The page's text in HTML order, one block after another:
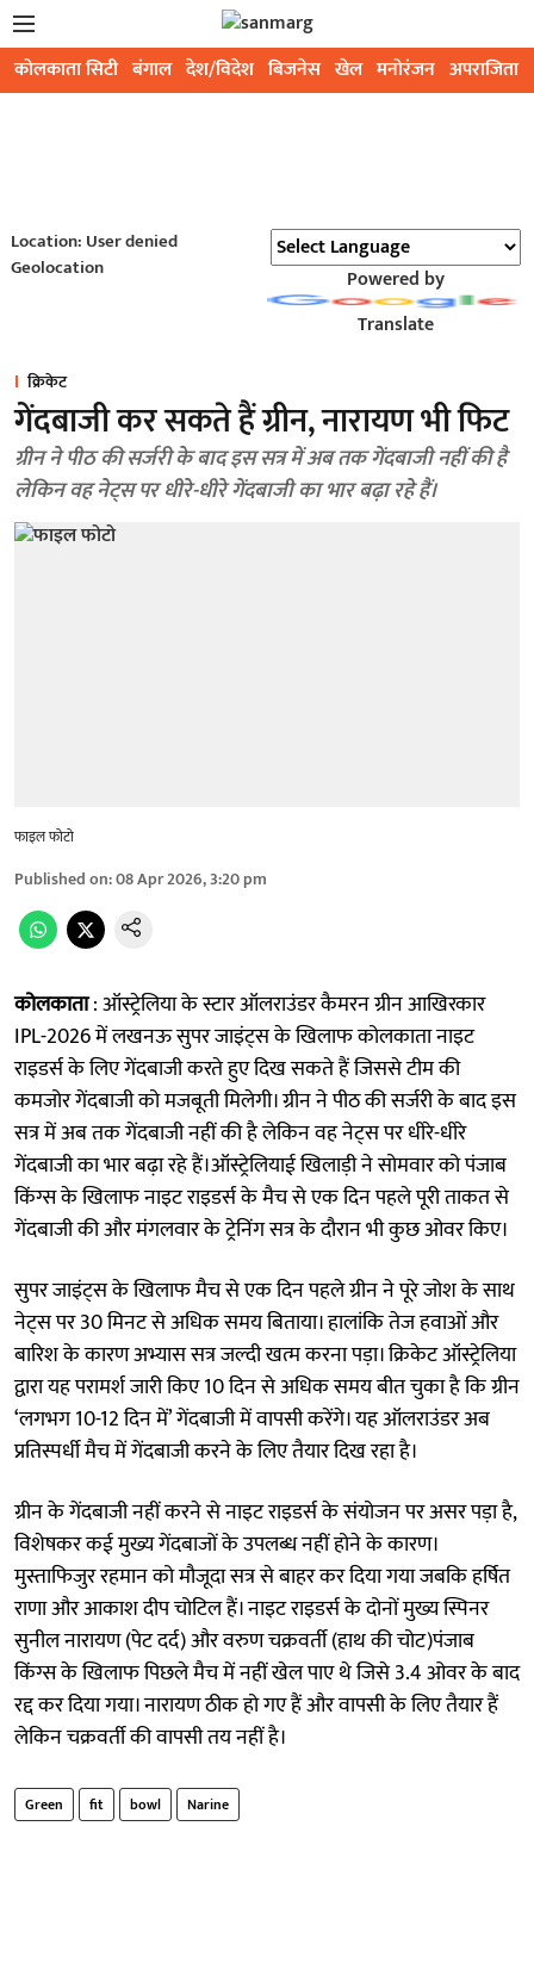
कोलकाता सिटी बंगाल देश/विदेश बिजनेस खेल मनोरंजन अपराजिता
Location: User denied
Geolocation
Powered by
Translate
क्रिकेट
गेंदबाजी कर सकते हैं ग्रीन, नारायण भी फिट
ग्रीन ने पीठ की सर्जरी के बाद इस सत्र में अब तक गेंदबाजी नहीं की है
लेकिन वह नेट्स पर धीरे-धीरे गेंदबाजी का भार बढ़ा रहे हैं।
फाइल फोटो
Published on:08 Apr 2026, 3:20 pm
कोलकाता: ऑस्ट्रेलिया के स्टार ऑलराउंडर कैमरन ग्रीन आखिरकार
IPL-2026 में लखनऊ सुपर जाइंट्स के खिलाफ कोलकाता नाइट
राइडर्स के लिए गेंदबाजी करते हुए दिख सकते हैं जिससे टीम की
कमजोर गेंदबाजी को मजबूती मिलेगी। ग्रीन ने पीठ की सर्जरी के बाद इस
सत्र में अब तक गेंदबाजी नहीं की है लेकिन वह नेट्स पर धीरे-धीरे
गेंदबाजी का भार बढ़ा रहे हैं।ऑस्ट्रेलियाई खिलाड़ी ने सोमवार को पंजाब
किंग्स के खिलाफ नाइट राइडर्स के मैच से एक दिन पहले पूरी ताकत से
गेंदबाजी की और मंगलवार के ट्रेनिंग सत्र के दौरान भी कुछ ओवर किए।
सुपर जाइंट्स के खिलाफ मैच से एक दिन पहले ग्रीन ने पूरे जोश के साथ
नेट्स पर 30 मिनट से अधिक समय बिताया। हालांकि तेज हवाओं और
बारिश के कारण अभ्यास सत्र जल्दी खत्म करना पड़ा। क्रिकेट ऑस्ट्रेलिया
द्वारा यह परामर्श जारी किए 10 दिन से अधिक समय बीत चुका है कि ग्रीन
‘लगभग 10-12 दिन में’ गेंदबाजी में वापसी करेंगे। यह ऑलराउंडर अब
प्रतिस्पर्धी मैच में गेंदबाजी करने के लिए तैयार दिख रहा है।
ग्रीन के गेंदबाजी नहीं करने से नाइट राइडर्स के संयोजन पर असर पड़ा है,
विशेषकर कई मुख्य गेंदबाजों के उपलब्ध नहीं होने के कारण।
मुस्ताफिजुर रहमान को मौजूदा सत्र से बाहर कर दिया गया जबकि हर्षित
राणा और आकाश दीप चोटिल हैं। नाइट राइडर्स के दोनों मुख्य स्पिनर
सुनील नारायण (पेट दर्द) और वरुण चक्रवर्ती (हाथ की चोट)पंजाब
किंग्स के खिलाफ पिछले मैच में नहीं खेल पाए थे जिसे 3.4 ओवर के बाद
रद्द कर दिया गया। नारायण ठीक हो गए हैं और वापसी के लिए तैयार हैं
लेकिन चक्रवर्ती की वापसी तय नहीं है।
Green fit bowl Narine